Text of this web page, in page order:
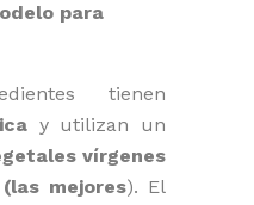
para
tienen
y utilizan un
vírgenes
mejores). El